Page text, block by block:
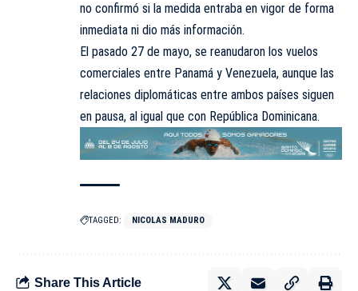
no confirmó si la medida entraba en vigor de forma
inmediata ni dio más información.
El pasado 27 de mayo, se reanudaron los vuelos
comerciales entre Panamá y Venezuela, aunque las
relaciones diplomáticas entre ambos países siguen
en pausa, al igual que con República Dominicana.
TAGGED: NICOLAS MADURO
Share This Article